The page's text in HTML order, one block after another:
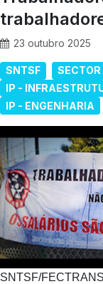
23 outubro 2025
SNTSF
SECTOR
IP -
IP - ENGENHARIA
SNTSF/